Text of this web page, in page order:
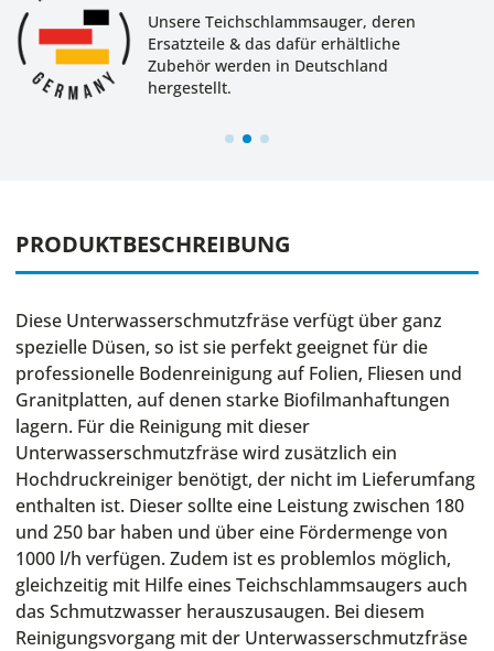
Unsere Teichschlammsauger, deren
Ersatzteile & das dafür erhältliche
Zubehör werden in Deutschland
hergestellt.
PRODUKTBESCHREIBUNG
Diese Unterwasserschmutzfräse verfügt über ganz
spezielle Düsen, so ist sie perfekt geeignet für die
professionelle Bodenreinigung auf Folien, Fliesen und
Granitplatten, auf denen starke Biofilmanhaftungen
lagern. Für die Reinigung mit dieser
Unterwasserschmutzfräse wird zusätzlich ein
Hochdruckreiniger benötigt, der nicht im Lieferumfang
enthalten ist. Dieser sollte eine Leistung zwischen 180
und 250 bar haben und über eine Fördermenge von
1000 l/h verfügen. Zudem ist es problemlos möglich,
gleichzeitig mit Hilfe eines Teichschlammsaugers auch
das Schmutzwasser herauszusaugen. Bei diesem
Reinigungsvorgang mit der Unterwasserschmutzfräse